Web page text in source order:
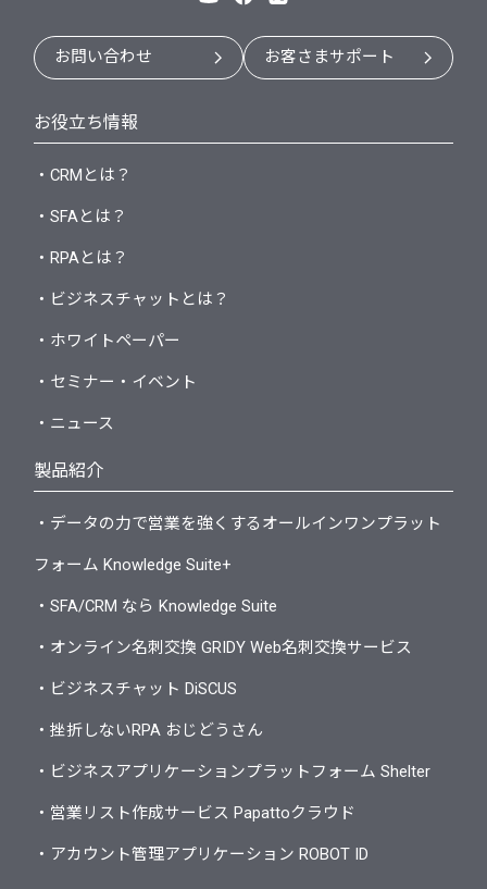
お問い合わせ お客さまサポート
お役立ち情報
・CRMとは？
・SFAとは？
・RPAとは？
・ビジネスチャットとは？
・ホワイトペーパー
・セミナー・イベント
・ニュース
製品紹介
・データの力で営業を強くするオールインワンプラット
フォーム Knowledge Suite+
・SFA/CRM なら Knowledge Suite
・オンライン名刺交換 GRIDY Web名刺交換サービス
・ビジネスチャット DiSCUS
・挫折しないRPA おじどうさん
・ビジネスアプリケーションプラットフォーム Shelter
・営業リスト作成サービス Papattoクラウド
・アカウント管理アプリケーション ROBOT ID